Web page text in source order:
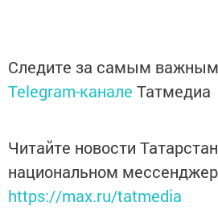
Следите за самым
Telegram-канале Татмедиа
Читайте новости
национальном
https://max.ru/tatmedia